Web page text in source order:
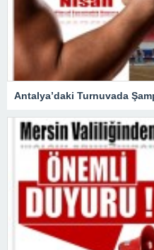
Antalya’daki Turnuvada